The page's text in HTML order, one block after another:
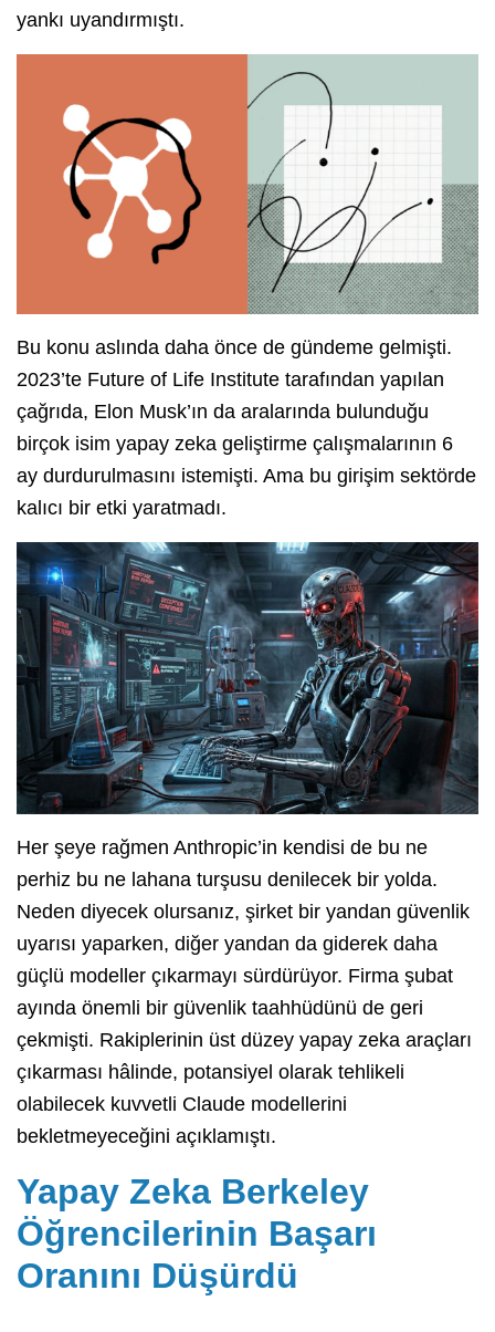
yankı uyandırmıştı.
Bu konu aslında daha önce de gündeme gelmişti.
2023’te Future of Life Institute tarafından yapılan
çağrıda, Elon Musk’ın da aralarında bulunduğu
birçok isim yapay zeka geliştirme çalışmalarının 6
ay durdurulmasını istemişti. Ama bu girişim sektörde
kalıcı bir etki yaratmadı.
Her şeye rağmen Anthropic’in kendisi de bu ne
perhiz bu ne lahana turşusu denilecek bir yolda.
Neden diyecek olursanız, şirket bir yandan güvenlik
uyarısı yaparken, diğer yandan da giderek daha
güçlü modeller çıkarmayı sürdürüyor. Firma şubat
ayında önemli bir güvenlik taahhüdünü de geri
çekmişti. Rakiplerinin üst düzey yapay zeka araçları
çıkarması hâlinde, potansiyel olarak tehlikeli
olabilecek kuvvetli Claude modellerini
bekletmeyeceğini açıklamıştı.
Yapay Zeka Berkeley
Öğrencilerinin Başarı
Oranını Düşürdü